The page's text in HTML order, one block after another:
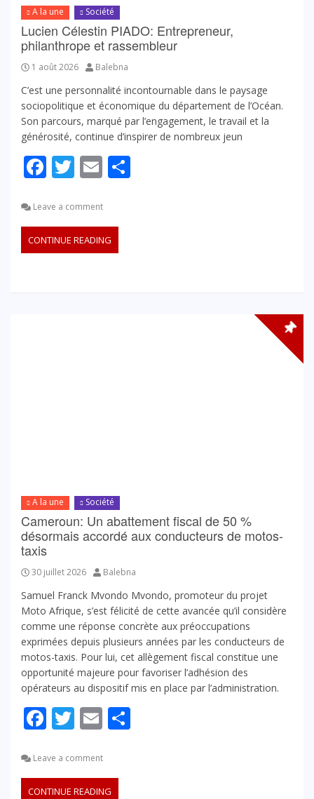
A la une Société
Lucien Célestin PIADO: Entrepreneur,
philanthrope et rassembleur
1 août 2026 Balebna
C’est une personnalité incontournable dans le paysage
sociopolitique et économique du département de l’Océan.
Son parcours, marqué par l’engagement, le travail et la
générosité, continue d’inspirer de nombreux jeun
Facebook
Twitter
Email
Leave a comment
CONTINUE READING
A la une Société
Cameroun: Un abattement fiscal de 50 %
désormais accordé aux conducteurs de motos-
taxis
30 juillet 2026 Balebna
Samuel Franck Mvondo Mvondo, promoteur du projet
Moto Afrique, s’est félicité de cette avancée qu’il considère
comme une réponse concrète aux préoccupations
exprimées depuis plusieurs années par les conducteurs de
motos-taxis. Pour lui, cet allègement fiscal constitue une
opportunité majeure pour favoriser l’adhésion des
opérateurs au dispositif mis en place par l’administration.
Facebook
Twitter
Email
Leave a comment
CONTINUE READING